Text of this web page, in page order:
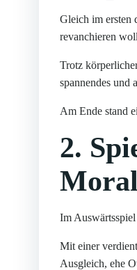
Gleich im ersten
revanchieren
Trotz
spannendes und
Am Ende stand
2.
Im
Mit einer
Ausgleich, ehe